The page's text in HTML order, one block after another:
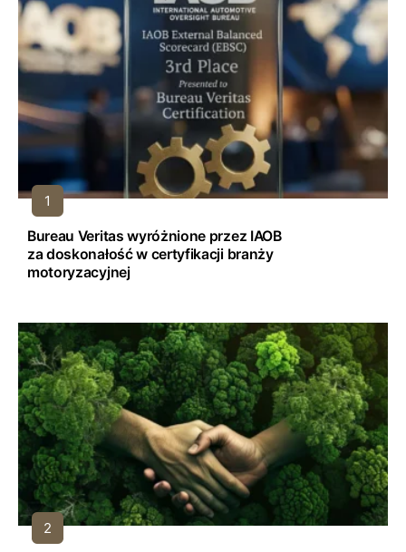
Bureau Veritas wyróżnione przez IAOB
za doskonałość w certyfikacji branży
motoryzacyjnej